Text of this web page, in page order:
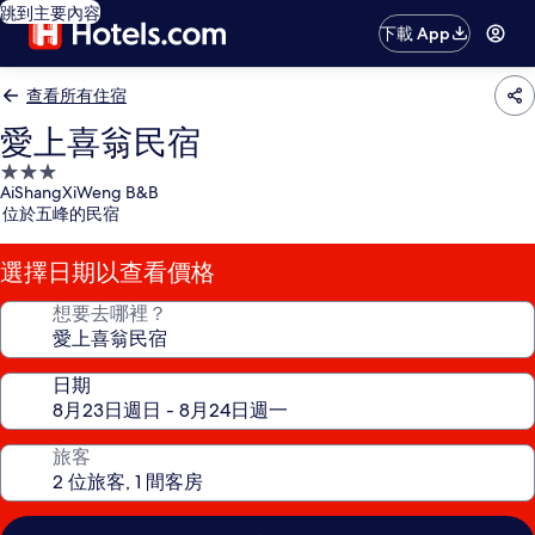
跳到主要內容
下載 App
查看所有住宿
愛上喜翁民宿
3.0
星
級
住
宿
AiShangXiWeng B&B
位於五峰的民宿
選擇日期以查看價格
想要去哪裡？
日期
旅客